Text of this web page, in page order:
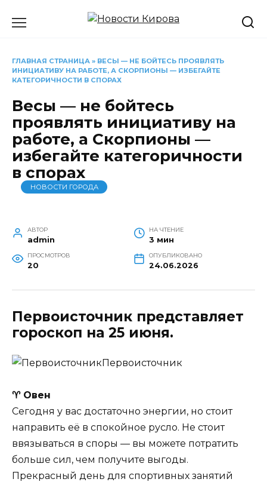
ГЛАВНАЯ СТРАНИЦА » ВЕСЫ — НЕ БОЙТЕСЬ ПРОЯВЛЯТЬ
ИНИЦИАТИВУ НА РАБОТЕ, А СКОРПИОНЫ — ИЗБЕГАЙТЕ
КАТЕГОРИЧНОСТИ В СПОРАХ
Весы — не бойтесь
проявлять инициативу на
работе, а Скорпионы —
избегайте категоричности
в спорах
НОВОСТИ ГОРОДА
АВТОР
admin
НА ЧТЕНИЕ
3 мин
ПРОСМОТРОВ
20
ОПУБЛИКОВАНО
24.06.2026
Первоисточник представляет
гороскоп на 25 июня.
Первоисточник
♈ Овен
Сегодня у вас достаточно энергии, но стоит
направить её в спокойное русло. Не стоит
ввязываться в споры — вы можете потратить
больше сил, чем получите выгоды.
Прекрасный день для спортивных занятий